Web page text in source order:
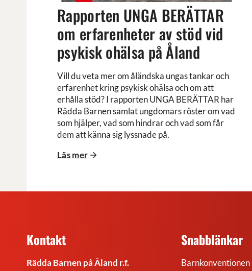
psykisk
ohälsa
på
Åland
Rapporten UNGA BERÄTTAR
om erfarenheter av stöd vid
psykisk ohälsa på Åland
Vill du veta mer om åländska ungas tankar och
erfarenhet kring psykisk ohälsa och om att
erhålla stöd? I rapporten UNGA BERÄTTAR har
Rädda Barnen samlat ungdomars röster om vad
som hjälper, vad som hindrar och vad som får
dem att känna sig lyssnade på.
Läs mer
Kontakt
Rädda Barnen på Åland r.f.
Snabblänkar
Barnkonventionen